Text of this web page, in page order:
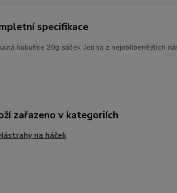
specifikace
kukuřice 20g sáček Jedna z nejoblíbenějších
zařazeno v kategoriích
na háček